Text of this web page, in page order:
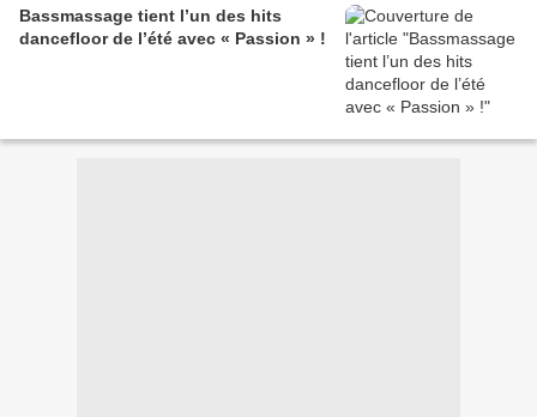
Bassmassage tient l’un des hits
dancefloor de l’été avec « Passion » !